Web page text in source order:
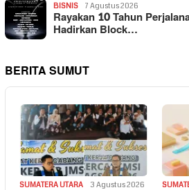
BISNIS 7 Agustus 2026
Rayakan 10 Tahun
Hadirkan Block…
BERITA SUMUT
SUMATERA UTARA 3 Agustus 2026